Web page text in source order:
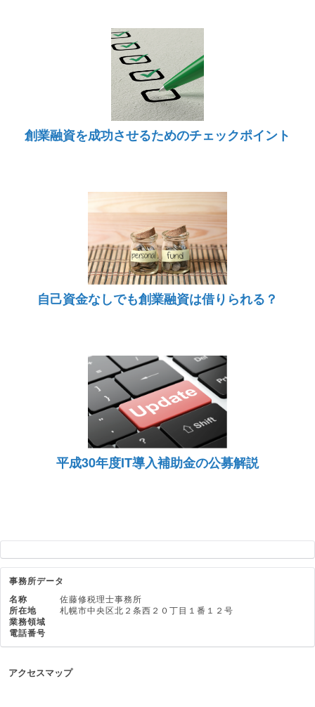
創業融資を成功させるためのチェックポイント
自己資金なしでも創業融資は借りられる？
平成30年度IT導入補助金の公募解説
事務所データ
名称
佐藤修税理士事務所
所在地 札幌市中央区北２条西２０丁目１番１２号
業務領域
電話番号
アクセスマップ